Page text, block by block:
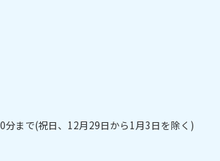
まで(祝日、12月29日から1月3日を除く)